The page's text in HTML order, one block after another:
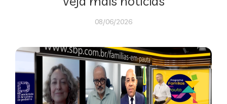
08/06/2026